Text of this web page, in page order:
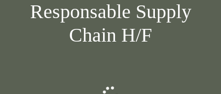
Responsable Supply
Chain H/F